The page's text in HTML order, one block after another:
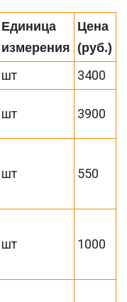
Единица
измерения
Цена
(руб.)
шт
3400
шт 3900
шт 550
шт 1000